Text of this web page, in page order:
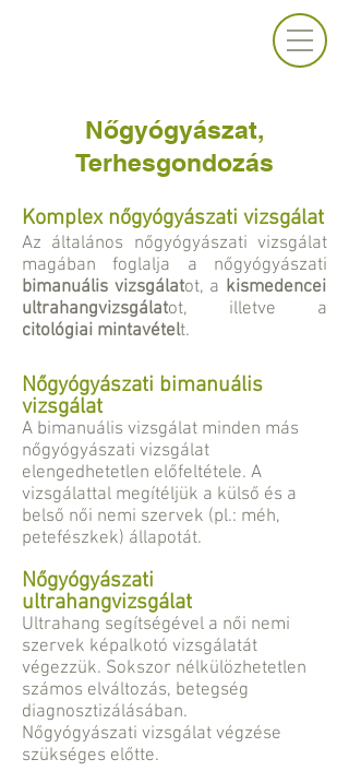
Nőgyógyászat,
Terhesgondozás
Komplex nőgyógyászati vizsgálat
Az általános nőgyógyászati vizsgálat
magában foglalja a nőgyógyászati
bimanuális vizsgálatot, a kismedencei
ultrahangvizsgálatot, illetve a
citológiai mintavételt.
Nőgyógyászati bimanuális
vizsgálat
A bimanuális vizsgálat minden más
nőgyógyászati vizsgálat
elengedhetetlen előfeltétele. A
vizsgálattal megítéljük a külső és a
belső női nemi szervek (pl.: méh,
petefészkek) állapotát.
Nőgyógyászati
ultrahangvizsgálat
Ultrahang segítségével a női nemi
szervek képalkotó vizsgálatát
végezzük. Sokszor nélkülözhetetlen
számos elváltozás, betegség
diagnosztizálásában.
Nőgyógyászati vizsgálat végzése
szükséges előtte.